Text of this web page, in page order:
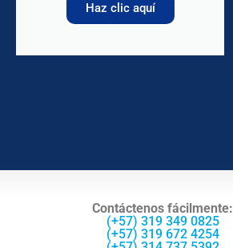
Haz clic aquí
Contáctenos fácilmente:
(+57) 319 349 0825
(+57) 319 672 4254